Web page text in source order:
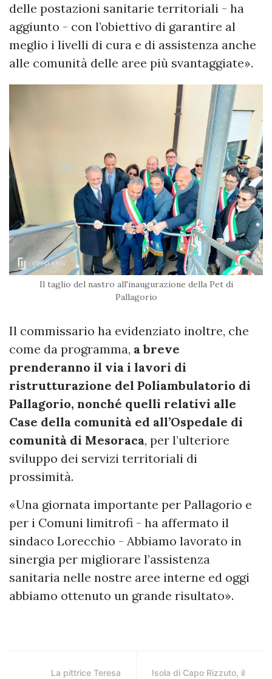
delle postazioni sanitarie territoriali - ha
aggiunto - con l’obiettivo di garantire al
meglio i livelli di cura e di assistenza anche
alle comunità delle aree più svantaggiate».
Il taglio del nastro all'inaugurazione della Pet di
Pallagorio
Il commissario ha evidenziato inoltre, che
come da programma, a breve
prenderanno il via i lavori di
ristrutturazione del Poliambulatorio di
Pallagorio, nonché quelli relativi alle
Case della comunità ed all’Ospedale di
comunità di Mesoraca, per l’ulteriore
sviluppo dei servizi territoriali di
prossimità.
«Una giornata importante per Pallagorio e
per i Comuni limitrofi - ha affermato il
sindaco Lorecchio - Abbiamo lavorato in
sinergia per migliorare l’assistenza
sanitaria nelle nostre aree interne ed oggi
abbiamo ottenuto un grande risultato».
La pittrice Teresa
Isola di Capo Rizzuto, il